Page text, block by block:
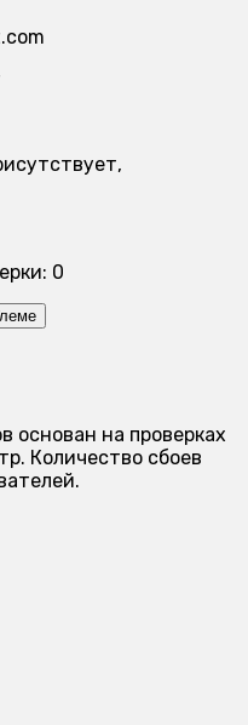
0
основан на проверках
Количество сбоев